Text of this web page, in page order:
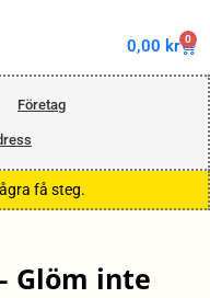
0,00 kr 0
Företag
få steg.
Glöm inte